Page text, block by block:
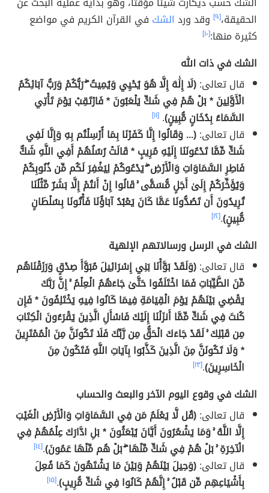
الحقيقة،[٩] وقد ورد الشك في القرآن الكريم في مواضع
كثيرة منها:[١٠]
الشك في ذات الله
قال تعالى:(لَا إِلَٰهَ إِلَّا هُوَ يُحْيِي وَيُمِيتُ ۖ رَبُّكُمْ وَرَبُّ آبَائِكُمُ
الْأَوَّلِينَ * بَلْ هُمْ فِي شَكٍّ يَلْعَبُونَ * فَارْتَقِبْ يَوْمَ تَأْتِي
السَّمَاءُ بِدُخَانٍ مُّبِينٍ). [١١]
قال تعالى:(... وَقَالُوا إِنَّا كَفَرْنَا بِمَا أُرْسِلْتُم بِهِ وَإِنَّا لَفِي
شَكٍّ مِّمَّا تَدْعُونَنَا إِلَيْهِ مُرِيبٍ * قَالَتْ رُسُلُهُمْ أَفِي اللَّهِ شَكٌّ
فَاطِرِ السَّمَاوَاتِ وَالْأَرْضِ ۖ يَدْعُوكُمْ لِيَغْفِرَ لَكُم مِّن ذُنُوبِكُمْ
وَيُؤَخِّرَكُمْ إِلَىٰ أَجَلٍ مُّسَمًّى ۚ قَالُوا إِنْ أَنتُمْ إِلَّا بَشَرٌ مِّثْلُنَا
تُرِيدُونَ أَن تَصُدُّونَا عَمَّا كَانَ يَعْبُدُ آبَاؤُنَا فَأْتُونَا بِسُلْطَانٍ
مُّبِينٍ).[١٢]
الشك في الرسل ورسالاتهم الإلهية
قال تعالى:(وَلَقَدْ بَوَّأْنَا بَنِي إِسْرَائِيلَ مُبَوَّأَ صِدْقٍ وَرَزَقْنَاهُم
مِّنَ الطَّيِّبَاتِ فَمَا اخْتَلَفُوا حَتَّىٰ جَاءَهُمُ الْعِلْمُ ۚ إِنَّ رَبَّكَ
يَقْضِي بَيْنَهُمْ يَوْمَ الْقِيَامَةِ فِيمَا كَانُوا فِيهِ يَخْتَلِفُونَ * فَإِن
كُنتَ فِي شَكٍّ مِّمَّا أَنزَلْنَا إِلَيْكَ فَاسْأَلِ الَّذِينَ يَقْرَءُونَ الْكِتَابَ
مِن قَبْلِكَ ۚ لَقَدْ جَاءَكَ الْحَقُّ مِن رَّبِّكَ فَلَا تَكُونَنَّ مِنَ الْمُمْتَرِينَ
* وَلَا تَكُونَنَّ مِنَ الَّذِينَ كَذَّبُوا بِآيَاتِ اللَّهِ فَتَكُونَ مِنَ
الْخَاسِرِينَ).[١٣]
الشك في وقوع اليوم الآخر والبعث والحساب
قال تعالى:(قُل لَّا يَعْلَمُ مَن فِي السَّمَاوَاتِ وَالْأَرْضِ الْغَيْبَ
إِلَّا اللَّهُ ۚ وَمَا يَشْعُرُونَ أَيَّانَ يُبْعَثُونَ * بَلِ ادَّارَكَ عِلْمُهُمْ فِي
الْآخِرَةِ ۚ بَلْ هُمْ فِي شَكٍّ مِّنْهَا ۖ بَلْ هُم مِّنْهَا عَمُونَ).[١٤]
قال تعالى:(وَحِيلَ بَيْنَهُمْ وَبَيْنَ مَا يَشْتَهُونَ كَمَا فُعِلَ
بِأَشْيَاعِهِم مِّن قَبْلُ ۚ إِنَّهُمْ كَانُوا فِي شَكٍّ مُّرِيبٍ).[١٥]